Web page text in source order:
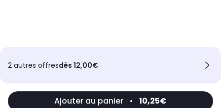
2 autres offresdès 12,00€
Ajouter au panier • 10,25€